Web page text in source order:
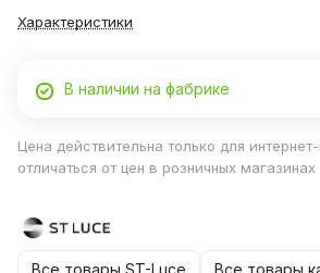
Характеристики
В наличии на фабрике
Цена действительна только для
отличаться от цен в розничных магазинах
Все товары ST-Luce Все товары